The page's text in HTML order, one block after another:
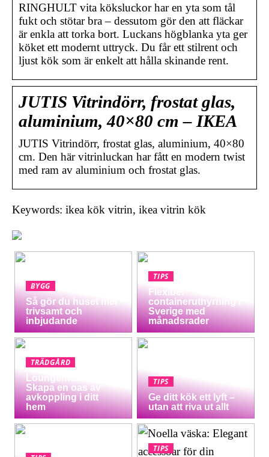
RINGHULT vita köksluckor har en yta som tål
fukt och stötar bra – dessutom gör den att fläckar
är enkla att torka bort. Luckans högblanka yta ger
köket ett modernt uttryck. Du får ett stilrent och
ljust kök som är enkelt att hålla skinande rent.
JUTIS Vitrindörr, frostat glas,
aluminium, 40×80 cm – IKEA
JUTIS Vitrindörr, frostat glas, aluminium, 40×80
cm. Den här vitrinluckan har fått en modern twist
med ram av aluminium och frostat glas.
Keywords: ikea kök vitrin, ikea vitrin kök
BYGG
Så gör du huset mer
trivsamt och
inbjudande
TIPS
Flexibel
containeruthyrning i
Sverige med
månadsrader
TRÄDGÅRD
Loungemöbler:
Skapa en oas av
avkoppling i ditt
hem
TIPS
Ge ditt kök ett lyft –
utan att riva ut allt
TIPS